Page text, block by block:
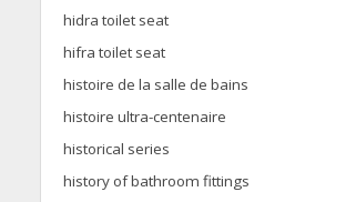
hidra toilet seat
hifra toilet seat
histoire de la salle de bains
histoire ultra-centenaire
historical series
history of bathroom fittings